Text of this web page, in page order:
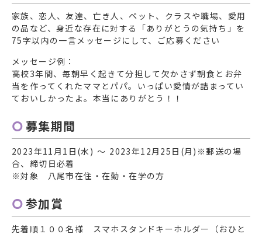
家族、恋人、友達、亡き人、ペット、クラスや職場、愛用
の品など、身近な存在に対する「ありがとうの気持ち」を
75字以内の一言メッセージにして、ご応募ください
メッセージ例：
高校3年間、毎朝早く起きて分担して欠かさず朝食とお弁
当を作ってくれたママとパパ。いっぱい愛情が詰まってい
ておいしかったよ。本当にありがとう！！
募集期間
2023年11月1日(水) ～ 2023年12月25日(月)※郵送の場
合、締切日必着
※対象 八尾市在住・在勤・在学の方
参加賞
先着順１００名様 スマホスタンドキーホルダー（おひと